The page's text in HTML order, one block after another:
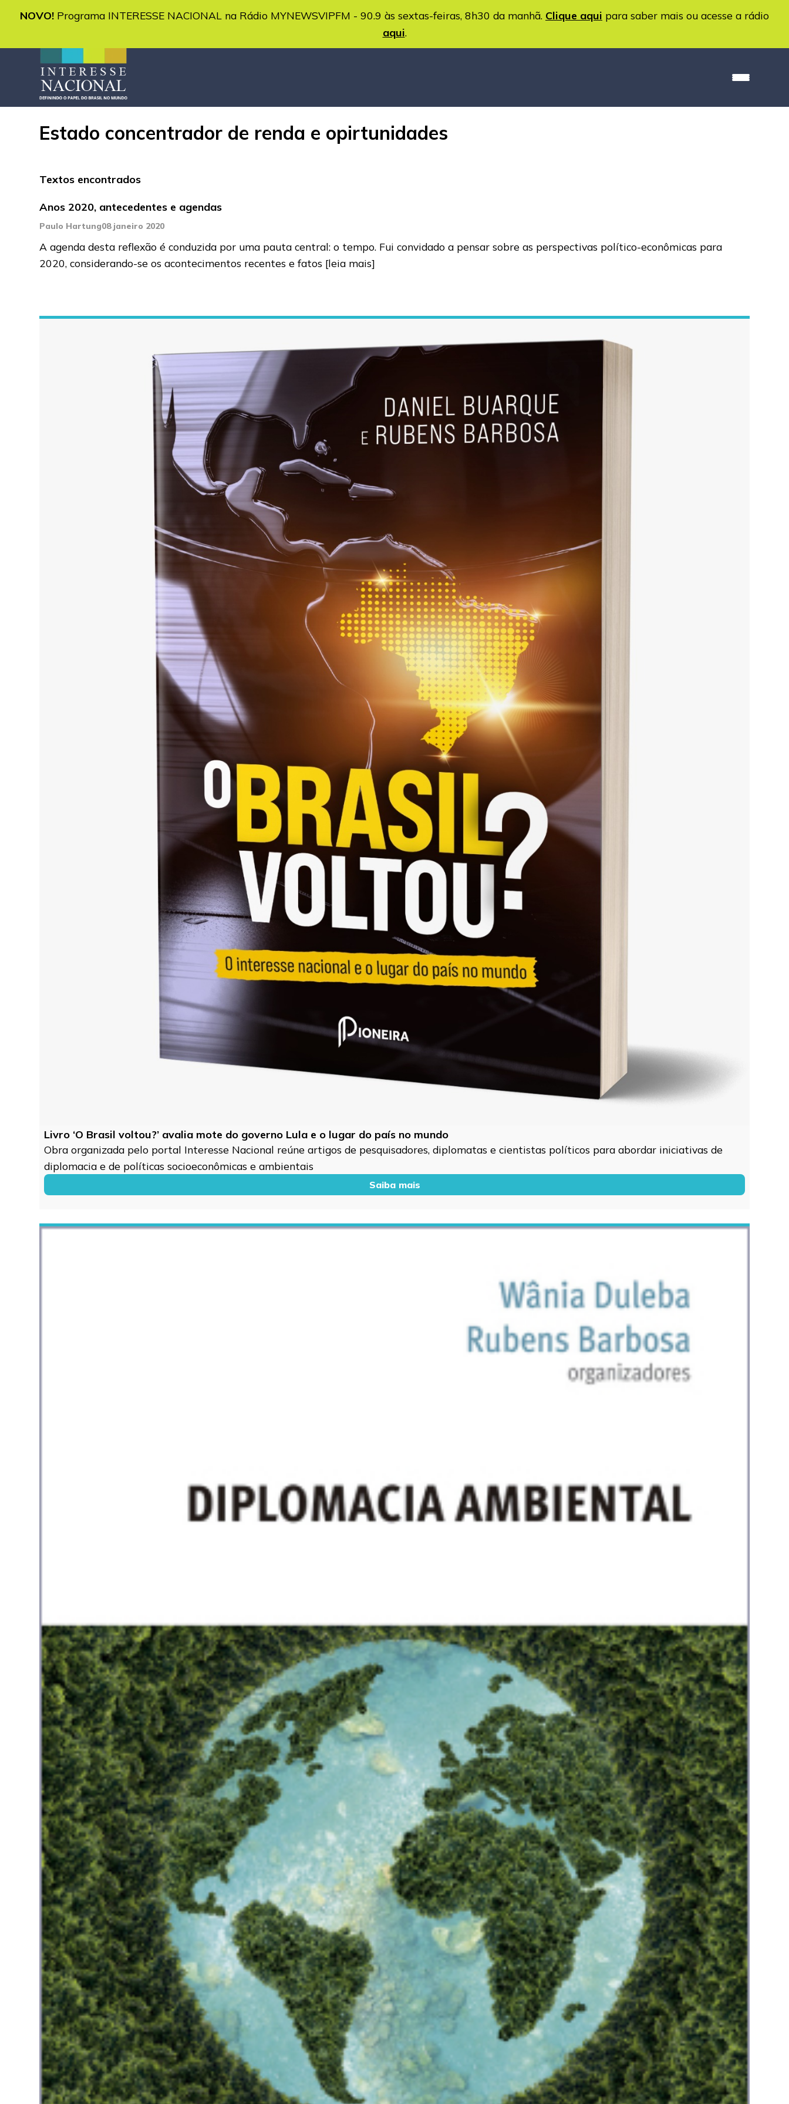
NOVO! Programa INTERESSE NACIONAL na Rádio MYNEWSVIPFM - 90.9 às sextas-feiras, 8h30 da manhã. Clique aqui para saber mais ou acesse a rádio
aqui.
Estado concentrador de renda e opirtunidades
Textos encontrados
Anos 2020, antecedentes e agendas
Paulo Hartung08 janeiro 2020
A agenda desta reflexão é conduzida por uma pauta central: o tempo. Fui convidado a pensar sobre as perspectivas político-econômicas para
2020, considerando-se os acontecimentos recentes e fatos [leia mais]
Livro ‘O Brasil voltou?’ avalia mote do governo Lula e o lugar do país no mundo
Obra organizada pelo portal Interesse Nacional reúne artigos de pesquisadores, diplomatas e cientistas políticos para abordar iniciativas de
diplomacia e de políticas socioeconômicas e ambientais
Saiba mais